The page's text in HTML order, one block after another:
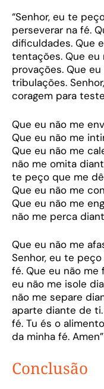
“Senhor, eu te
perseverar na fé.
dificuldades. Que
tentações. Que
provações. Que
tribulações.
coragem para
Que eu não me
Que eu não me
Que eu não me
não me omita
te peço que me
Que eu não me
Que eu não me
não me perca
Que eu não me
Senhor, eu te
fé. Que eu não me
eu não me isole
não me separe
aparte diante de
fé. Tu és o
da minha fé. Amen”
Conclusão